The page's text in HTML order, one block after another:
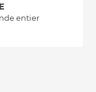
entier